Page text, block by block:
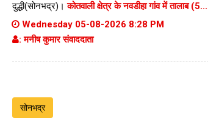
दुद्धी(सोनभद्र)।कोतवाली क्षेत्र के नवडीहा गांव में तालाब
Wednesday 05-08-2026 8:28 PM
: मनीष कुमार संवाददाता
सोनभद्र